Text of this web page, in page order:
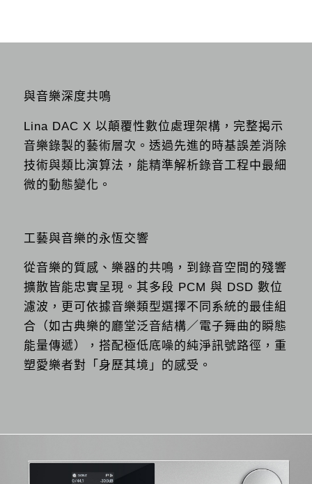
與音樂深度共鳴
Lina DAC X 以顛覆性數位處理架構，完整揭示
音樂錄製的藝術層次。透過先進的時基誤差消除
技術與類比演算法，能精準解析錄音工程中最細
微的動態變化。
工藝與音樂的永恆交響
從音樂的質感、樂器的共鳴，到錄音空間的殘響
擴散皆能忠實呈現。其多段 PCM 與 DSD 數位
濾波，更可依據音樂類型選擇不同系統的最佳組
合（如古典樂的廳堂泛音結構／電子舞曲的瞬態
能量傳遞），搭配極低底噪的純淨訊號路徑，重
塑愛樂者對「身歷其境」的感受。